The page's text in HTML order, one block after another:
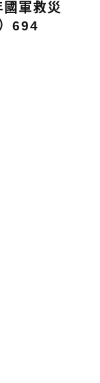
國軍救災
694